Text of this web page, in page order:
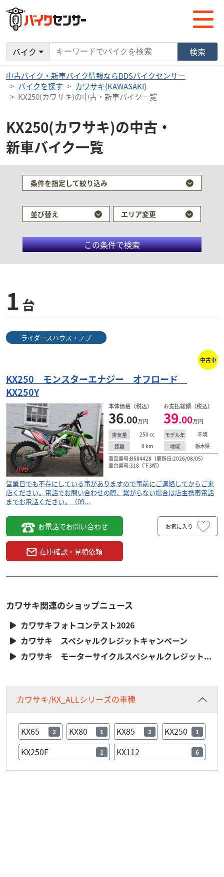
バイク 検索
中古バイク・新車バイク情報ならBDSバイクセンサー
バイクを探す
カワサキ(KAWASAKI)
KX250(カワサキ)の中古・新車バイク一覧
KX250(カワサキ)の中古・
新車バイク一覧
2ストローク250cc単気筒のモトクロッサー。公道走
く、軽量かつパワフルなエンジンで国内のレースカテ
ゴリーで数々の栄光を得た。
検索条件でおすすめの車両
カワサキ
KX250Y
本体価格:36.00万円 （税込）
連絡してからご来店ください。電話でお問い合わせの
際、繋がらない場合は店主携帯電話までお電話くださ
い。（09...
条件を指定して絞り込み
並び替え エリア変更
この条件で検索
1 台
ライダースハウス・ノブ
中古車
KX250 モンスターエナジー オフロード
KX250Y
本体価格（税込）
36.00万円
お支払総額（税込）
39.00万円
排気量 250 cc モデル年
不明
距離
0 km 地域
栃木県
商品番号:B584428（更新日:2026/08/05）
車台番号:318（下3桁）
営業日でも不在にしている事がありますので事前にご連絡してからご来
店ください。電話でお問い合わせの際、繋がらない場合は店主携帯電話
までお電話ください。（09...
お電話でお問い合わせ
在庫確認・見積依頼
お気に入り
カワサキ関連のショップニュース
カワサキフォトコンテスト2026
カワサキ スペシャルクレジットキャンペーン
カワサキ モーターサイクルスペシャルクレジットキャンペーン
カワサキ/KX_ALLシリーズの車種
KX65 2 KX80 1 KX85 2 KX250 1
KX250F 1 KX112 6